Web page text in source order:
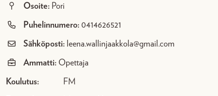
Osoite: Pori
Puhelinnumero: 0414626521
Sähköposti: leena.wallinjaakkola@gmail.com
Ammatti: Opettaja
Koulutus: FM